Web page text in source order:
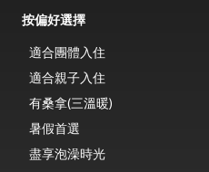
按偏好選擇
適合團體入住
適合親子入住
有桑拿(三溫暖)
暑假首選
盡享泡澡時光